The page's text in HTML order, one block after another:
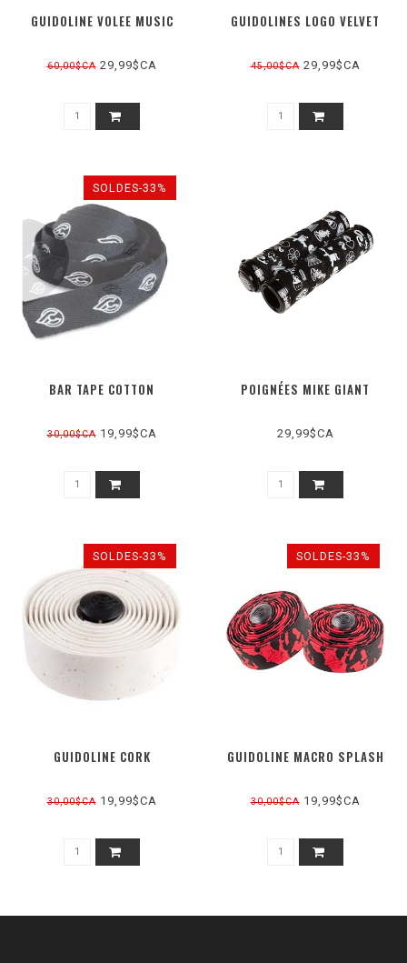
GUIDOLINE VOLEE MUSIC
60,00$CA29,99$CA
GUIDOLINES LOGO VELVET
45,00$CA29,99$CA
SOLDES-33%
BAR TAPE COTTON
30,00$CA19,99$CA
POIGNÉES MIKE GIANT
29,99$CA
SOLDES-33%
GUIDOLINE CORK
30,00$CA19,99$CA
SOLDES-33%
GUIDOLINE MACRO SPLASH
30,00$CA19,99$CA